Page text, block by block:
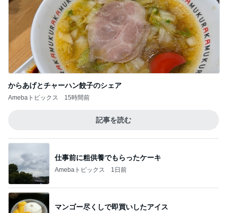
からあげとチャーハン餃子のシェア
Amebaトピックス 15時間前
記事を読む
仕事前に粗供養でもらったケーキ
Amebaトピックス 1日前
マンゴー尽くしで即買いしたアイス